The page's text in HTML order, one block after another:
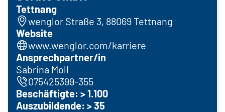
Tettnang
wenglor Straße 3, 88069 Tettnang
Website
www.wenglor.com/karriere
Ansprechpartner/in
Sabrina Moll
075425399-355
Beschäftigte: > 1.100
Auszubildende: > 35